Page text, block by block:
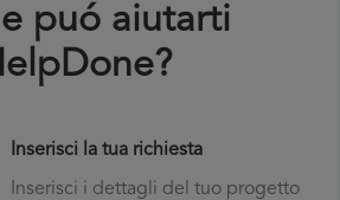
puó aiutarti
Inserisci la tua richiesta
Inserisci i dettagli del tuo progetto